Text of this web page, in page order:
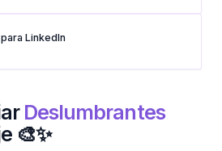
LinkedIn
Deslumbrantes
🎨✨